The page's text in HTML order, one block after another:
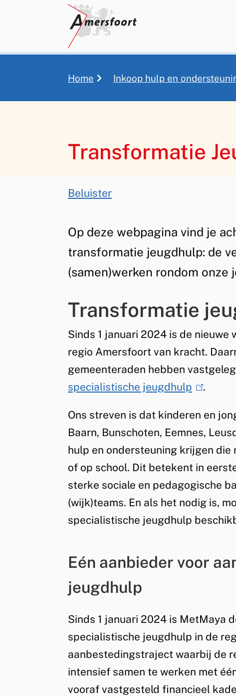
Kruimelpad
Home Inkoop hulp en
Transformatie
Assistentie
Beluister
Jeugdhulp
Amersfoort
AlgemeenOp deze webpagina vind je
transformatie jeugdhulp: de
(samen)werken rondom
Transformatie
Sinds 1 januari 2024 is de
regio Amersfoort van kracht.
gemeenteraden hebben
specialistische jeugdhulp
i
n
k
i
s
e
x
e
)
.
Ons streven is dat kinderen en
Baarn, Bunschoten, Eemnes,
hulp en ondersteuning krijgen die
of op school. Dit betekent in
sterke sociale en pedagogische
(wijk)teams. En als het nodig is,
specialistische jeugdhulp
Eén aanbieder voor
jeugdhulp
Sinds 1 januari 2024 is MetMaya
specialistische jeugdhulp in de
aanbestedingstraject waarbij de
intensief samen te werken met
vooraf vastgesteld financieel